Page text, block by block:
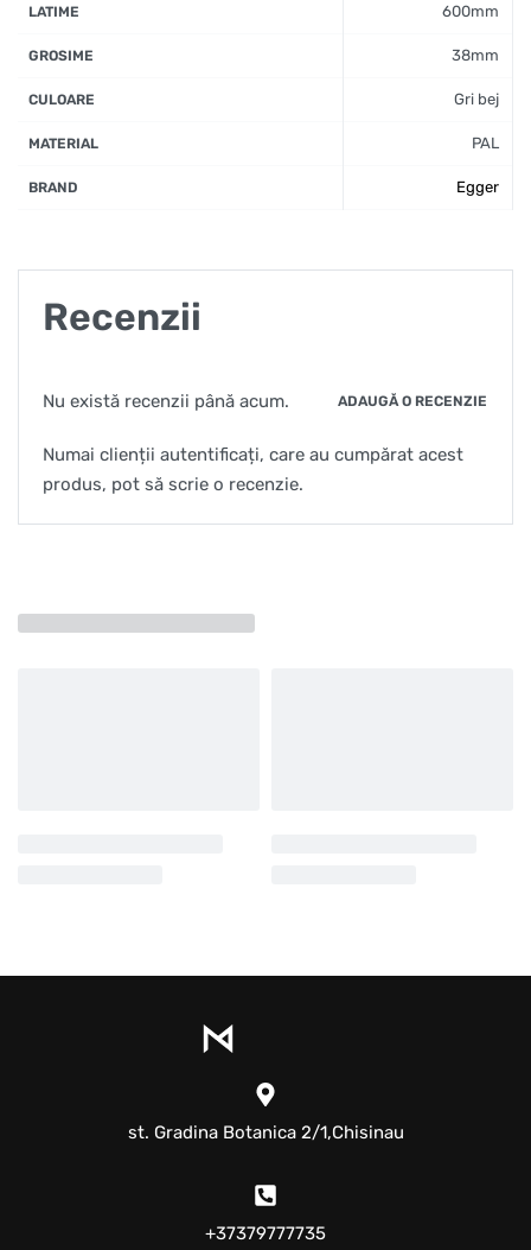
LATIME 600mm
GROSIME 38mm
CULOARE Gri bej
MATERIAL PAL
BRAND Egger
Recenzii
Nu există recenzii până acum. ADAUGĂ O RECENZIE
Numai clienții autentificați, care au cumpărat acest
produs, pot să scrie o recenzie.
st. Gradina Botanica 2/1,Chisinau
+37379777735